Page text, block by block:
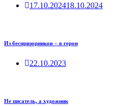
17.10.202418.10.2024
Из беспризорников – в герои
22.10.2023
Не писатель, а художник